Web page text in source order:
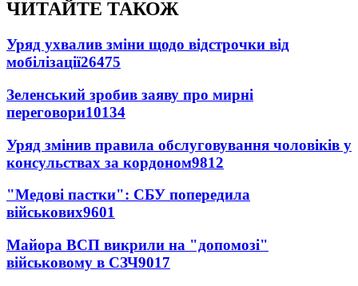
ЧИТАЙТЕ ТАКОЖ
Уряд ухвалив зміни щодо відстрочки від
мобілізації26475
Зеленський зробив заяву про мирні
переговори10134
Уряд змінив правила обслуговування чоловіків у
консульствах за кордоном9812
"Медові пастки": СБУ попередила
військових9601
Майора ВСП викрили на "допомозі"
військовому в СЗЧ9017